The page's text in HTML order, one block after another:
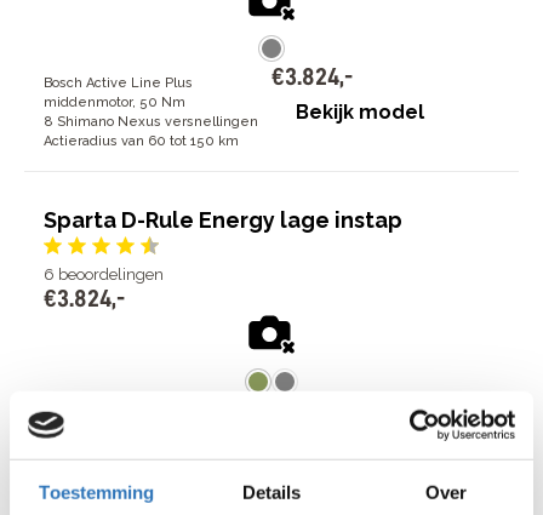
Toestemming Details Over
Bosch Active Line Plus
middenmotor, 50 Nm
8 Shimano Nexus versnellingen
Actieradius van 60 tot 150 km
€3.824,-
Bekijk model
Sparta D-Rule Energy lage instap
6 beoordelingen
€3.824,-
Bosch Active Line Plus
middenmotor, 50 Nm